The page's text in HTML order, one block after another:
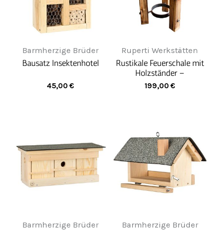
Barmherzige Brüder
Bausatz Insektenhotel
45,00 €
Ruperti Werkstätten
Rustikale Feuerschale mit
Holzständer –
handgemacht aus Stahl &
Douglasie
199,00 €
Barmherzige Brüder Barmherzige Brüder